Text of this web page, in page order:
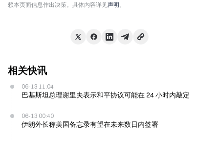
赖本页面信息作出决策。具体内容详见声明。
相关快讯
06-13 11:04
巴基斯坦总理谢里夫表示和平协议可能在 24 小时内敲定
06-13 00:40
伊朗外长称美国备忘录有望在未来数日内签署